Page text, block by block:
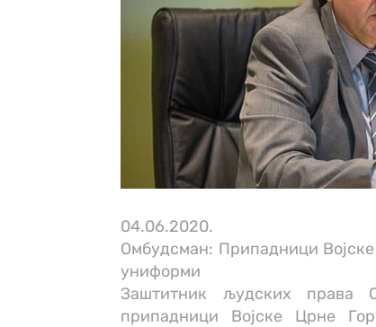
04.06.2020.
Омбудсман: Припадници Војске
униформи
Заштитник људских права
припадници Војске Црне